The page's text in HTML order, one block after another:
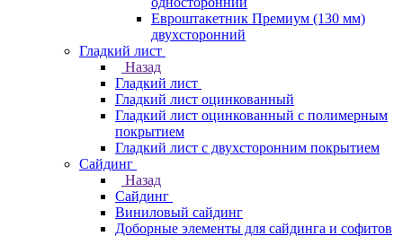
Евроштакетник Премиум (130 мм)
двухсторонний
Гладкий лист
Назад
Гладкий лист
Гладкий лист оцинкованный
Гладкий лист оцинкованный с полимерным
покрытием
Гладкий лист с двухсторонним покрытием
Сайдинг
Назад
Сайдинг
Виниловый сайдинг
Доборные элементы для сайдинга и софитов